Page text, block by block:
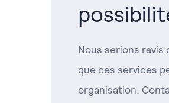
Nous serions ravis
que ces services
organisation.